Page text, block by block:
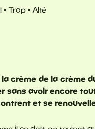
Trap Alté
la crème de la
sans avoir encore
et se